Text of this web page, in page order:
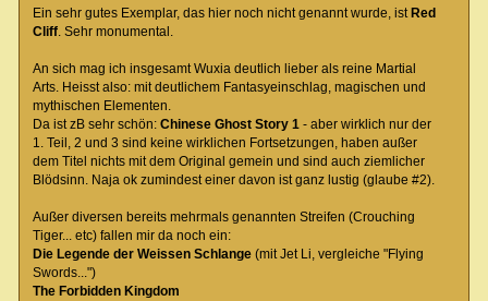
Ein sehr gutes Exemplar, das hier noch nicht genannt wurde, ist Red
Cliff. Sehr monumental.
An sich mag ich insgesamt Wuxia deutlich lieber als reine Martial
Arts. Heisst also: mit deutlichem Fantasyeinschlag, magischen und
mythischen Elementen.
Da ist zB sehr schön: Chinese Ghost Story 1- aber wirklich nur der
1. Teil, 2 und 3 sind keine wirklichen Fortsetzungen, haben außer
dem Titel nichts mit dem Original gemein und sind auch ziemlicher
Blödsinn. Naja ok zumindest einer davon ist ganz lustig (glaube #2).
Außer diversen bereits mehrmals genannten Streifen (Crouching
Tiger... etc) fallen mir da noch ein:
Die Legende der Weissen Schlange(mit Jet Li, vergleiche "Flying
Swords...")
The Forbidden Kingdom